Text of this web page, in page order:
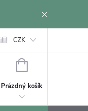
CZK
NÁKUPNÍ
Prázdný košík